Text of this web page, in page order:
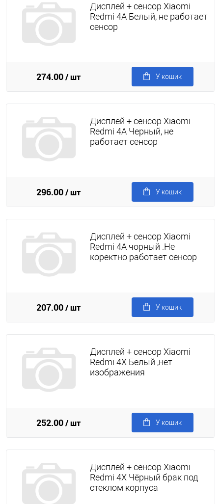
Дисплей + сенсор Xiaomi
Redmi 4A Белый, не работает
сенсор
274.00/ шт У кошик
Дисплей + сенсор Xiaomi
Redmi 4A Черный, не
работает сенсор
296.00/ шт У кошик
Дисплей + сенсор Xiaomi
Redmi 4A чорный .Не
коректно работает сенсор
207.00/ шт У кошик
Дисплей + сенсор Xiaomi
Redmi 4X Белый ,нет
изображения
252.00/ шт У кошик
Дисплей + сенсор Xiaomi
Redmi 4Х Чёрный брак под
стеклом корпуса